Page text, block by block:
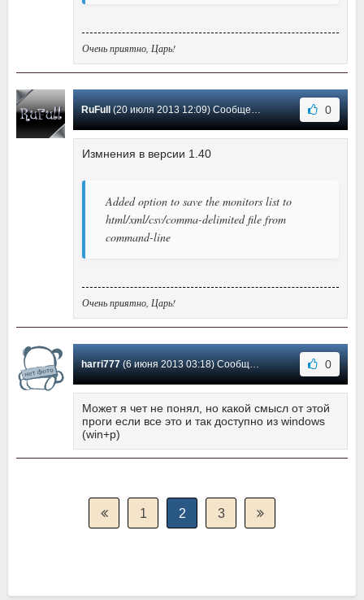
Очень приятно, Царь!
RuFull(20 июля 2013 12:09) Сообщение #16 0
Измнения в версии 1.40
Added option to save the monitors list to
html/xml/csv/comma-delimited file from
command-line
Очень приятно, Царь!
harri777(6 июня 2013 03:18) Сообщение #15 0
Может я чет не понял, но какой смысл от этой
проги если все это и так доступно из windows
(win+p)
1 2 3